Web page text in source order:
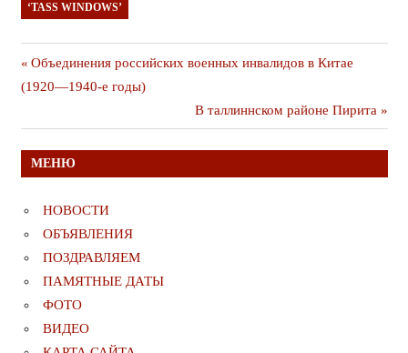
‘TASS WINDOWS’
Навигация
по
записям
Предыдущая
публикация
Объединения российских военных инвалидов в Китае
(1920—1940-е годы)
Следующая
публикация
В таллиннском районе Пирита
МЕНЮ
НОВОСТИ
ОБЪЯВЛЕНИЯ
ПОЗДРАВЛЯЕМ
ПАМЯТНЫЕ ДАТЫ
ФОТО
ВИДЕО